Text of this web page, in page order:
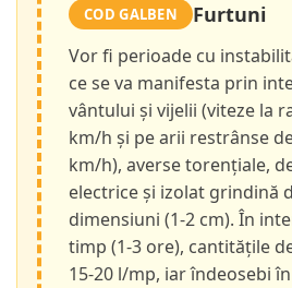
COD GALBEN Furtuni
Vor fi perioade cu
ce se va manifesta prin
vântului și vijelii (viteze la
km/h și pe arii restrânse
km/h), averse torențiale,
electrice și izolat grindină
dimensiuni (1-2 cm). În
timp (1-3 ore), cantitățile
15-20 l/mp, iar îndeosebi